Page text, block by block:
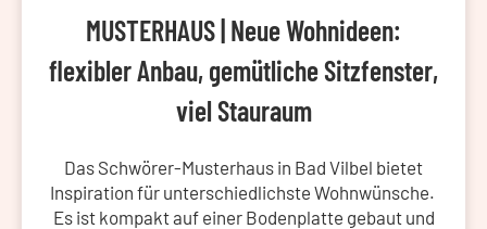
MUSTERHAUS | Neue Wohnideen:
flexibler Anbau, gemütliche Sitzfenster,
viel Stauraum
Das Schwörer-Musterhaus in Bad Vilbel bietet
Inspiration für unterschiedlichste Wohnwünsche.
Es ist kompakt auf einer Bodenplatte gebaut und